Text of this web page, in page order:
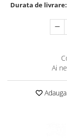
Durata de livrare:
Ai